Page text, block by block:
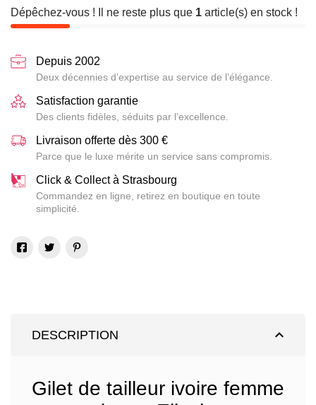
Dépêchez-vous ! Il ne reste plus que 1 article(s) en stock !
Depuis 2002
Deux décennies d’expertise au service de l’élégance.
Satisfaction garantie
Des clients fidèles, séduits par l’excellence.
Livraison offerte dès 300 €
Parce que le luxe mérite un service sans compromis.
Click & Collect à Strasbourg
Commandez en ligne, retirez en boutique en toute
simplicité.
expand_less
DESCRIPTION
Gilet de tailleur ivoire femme